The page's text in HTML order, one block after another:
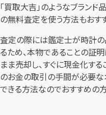
「買取大吉」のようなブラン
の無料査定を使う方法もおす
査定の際には鑑定士が時計の
るため、本物であることの証
まま売却し、すぐに現金化す
のお金の取引の手間が必要な
できる方法なのでおすすめの